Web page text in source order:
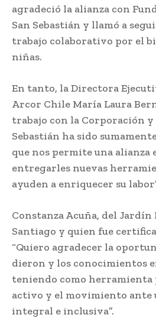
agradeció la alianza con
San Sebastián y llamó a
trabajo colaborativo por el
niñas.
En tanto, la Directora
Arcor Chile María Laura
trabajo con la Corporación
Sebastián ha sido
que nos permite una alianza
entregarles nuevas
ayuden a enriquecer su
Constanza Acuña, del
Santiago y quien fue
“Quiero agradecer la
dieron y los conocimientos
teniendo como
activo y el movimiento ante
integral e inclusiva”.